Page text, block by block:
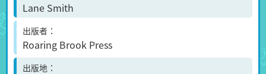
Lane Smith
出版者
Roaring Brook Press
出版地